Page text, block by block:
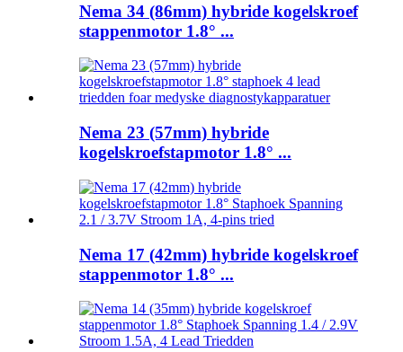
Nema 34 (86mm) hybride kogelskroef
stappenmotor 1.8° ...
Nema 23 (57mm) hybride
kogelskroefstapmotor 1.8° ...
Nema 17 (42mm) hybride kogelskroef
stappenmotor 1.8° ...